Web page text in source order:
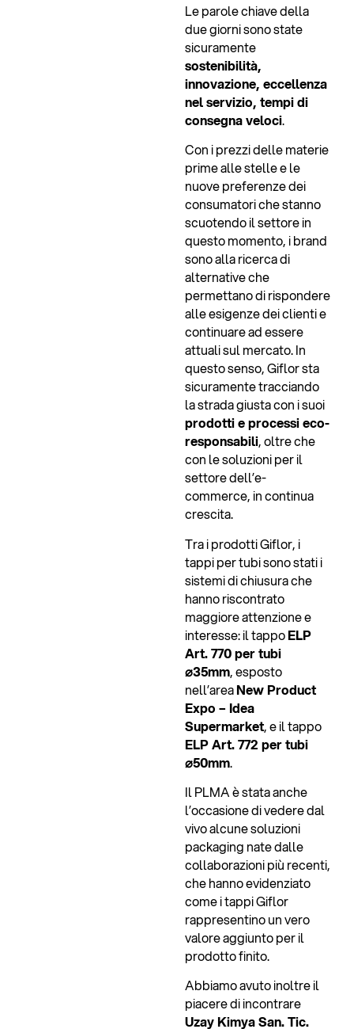
Le parole chiave della
due giorni sono state
sicuramente
sostenibilità,
innovazione, eccellenza
nel servizio, tempi di
consegna veloci.
Con i prezzi delle materie
prime alle stelle e le
nuove preferenze dei
consumatori che stanno
scuotendo il settore in
questo momento, i brand
sono alla ricerca di
alternative che
permettano di rispondere
alle esigenze dei clienti e
continuare ad essere
attuali sul mercato. In
questo senso, Giflor sta
sicuramente tracciando
la strada giusta con i suoi
prodotti e processi eco-
responsabili, oltre che
con le soluzioni per il
settore dell’e-
commerce, in continua
crescita.
Tra i prodotti Giflor, i
tappi per tubi sono stati i
sistemi di chiusura che
hanno riscontrato
maggiore attenzione e
interesse: il tappoELP
Art. 770 per tubi
⌀35mm, esposto
nell’areaNew Product
Expo – Idea
Supermarket, e il tappo
ELP Art. 772 per tubi
⌀50mm.
Il PLMA è stata anche
l’occasione di vedere dal
vivo alcune soluzioni
packaging nate dalle
collaborazioni più recenti,
che hanno evidenziato
come i tappi Giflor
rappresentino un vero
valore aggiunto per il
prodotto finito.
Abbiamo avuto inoltre il
piacere di incontrare
Uzay Kimya San. Tic.